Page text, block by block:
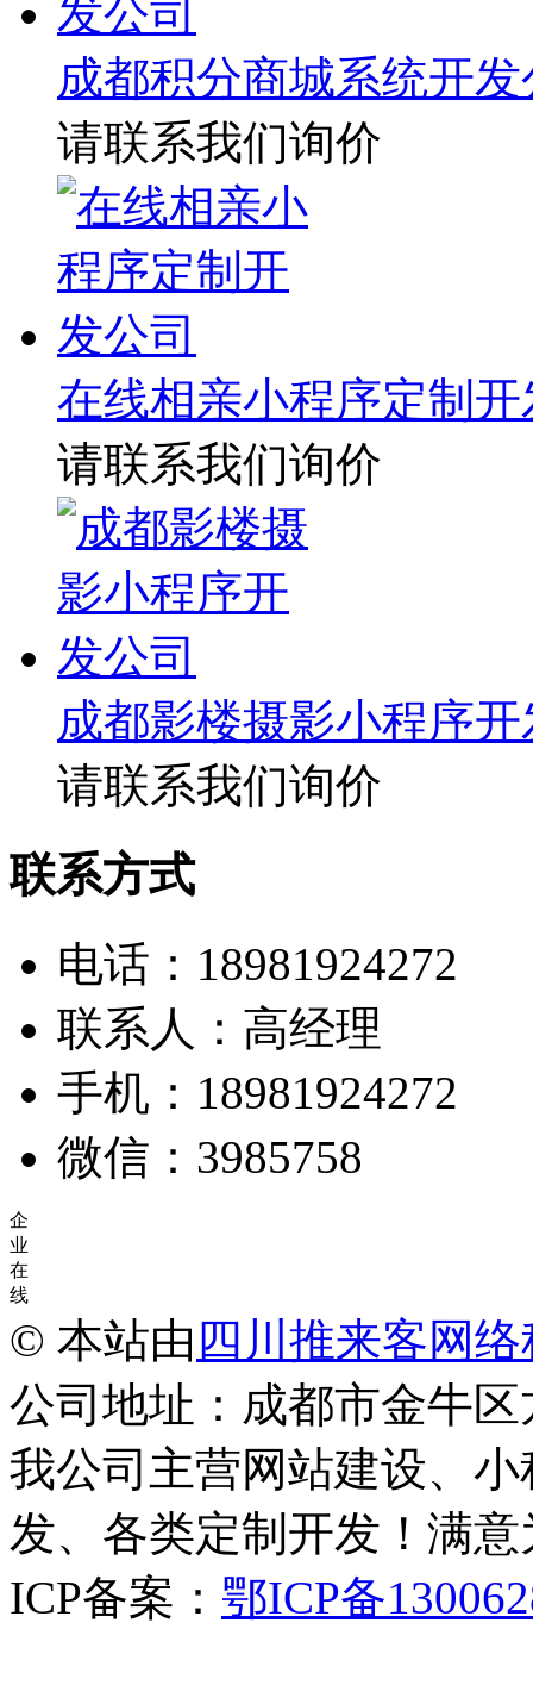
成都积分商城系统开
请联系我们询价
在线相亲小程序定制
请联系我们询价
成都影楼摄影小程序
请联系我们询价
联系方式
电话：18981924272
联系人：高经理
手机：18981924272
微信：3985758
企
业
在
线
© 本站由 四川推来客网
公司地址：成都市金牛
我公司主营网站建设、
发、各类定制开发！满意
ICP备案： 鄂ICP备